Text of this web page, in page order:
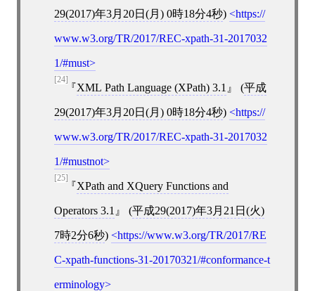
29(2017)年3月20日(月) 0時18分4秒) https://
www.w3.org/TR/2017/REC-xpath-31-2017032
1/#must
[24]
XML Path Language (XPath) 3.1 (平成
29(2017)年3月20日(月) 0時18分4秒) https://
www.w3.org/TR/2017/REC-xpath-31-2017032
1/#mustnot
[25]
XPath and XQuery Functions and
Operators 3.1 (平成29(2017)年3月21日(火)
7時2分6秒) https://www.w3.org/TR/2017/RE
C-xpath-functions-31-20170321/#conformance-t
erminology